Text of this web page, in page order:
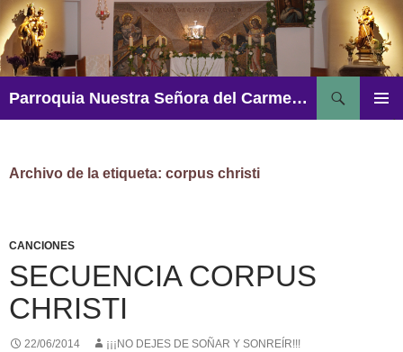
Saltar
al
contenido
Parroquia Nuestra Señora del Carmen – Aguadulce
Archivo de la etiqueta: corpus christi
CANCIONES
SECUENCIA CORPUS
CHRISTI
22/06/2014 ¡¡¡NO DEJES DE SOÑAR Y SONREÍR!!!